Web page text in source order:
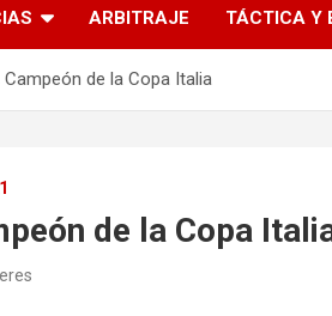
ARBITRAJE TÁCTICA Y
de la Copa Italia
de la Copa